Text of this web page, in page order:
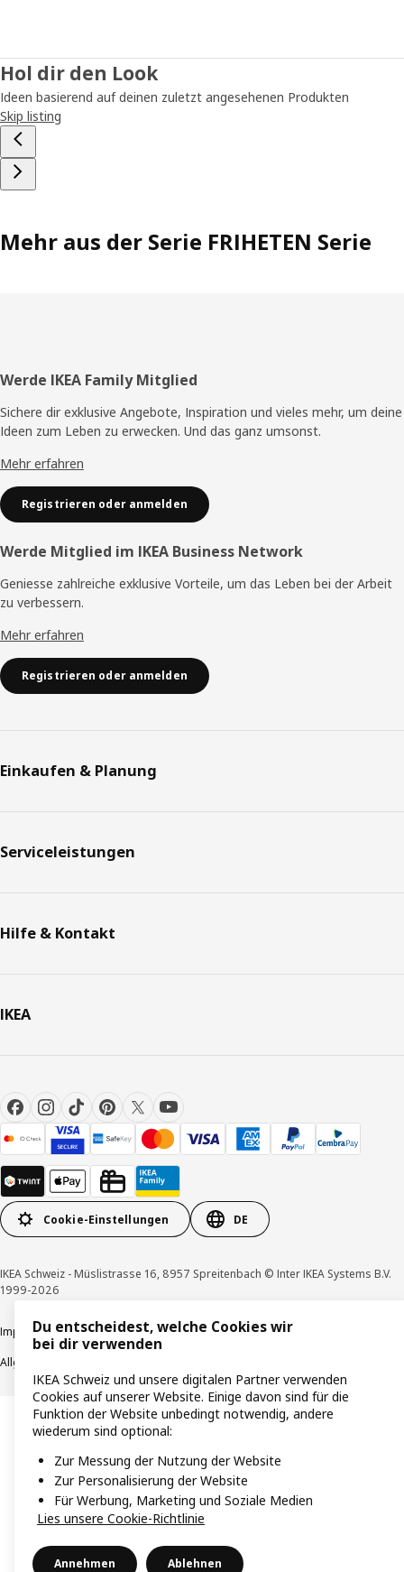
Hol dir den Look
Ideen basierend auf deinen zuletzt angesehenen Produkten
Skip listing
Mehr aus der Serie FRIHETEN Serie
Fusszeile
Werde IKEA Family Mitglied
Sichere dir exklusive Angebote, Inspiration und vieles mehr, um deine
Ideen zum Leben zu erwecken. Und das ganz umsonst.
Mehr erfahren
Registrieren oder anmelden
Werde Mitglied im IKEA Business Network
Geniesse zahlreiche exklusive Vorteile, um das Leben bei der Arbeit
zu verbessern.
Mehr erfahren
Registrieren oder anmelden
Einkaufen & Planung
Serviceleistungen
Hilfe & Kontakt
IKEA
Cookie-Einstellungen DE
IKEA Schweiz - Müslistrasse 16, 8957 Spreitenbach © Inter IKEA Systems B.V.
1999-2026
Impressum / DatenschutzerklärungCookiesVerantwortungsvolle Offenlegung
Allgemeine Geschäftsbedingungen
Du entscheidest, welche Cookies wir
bei dir verwenden
IKEA Schweiz und unsere digitalen Partner verwenden
Cookies auf unserer Website. Einige davon sind für die
Funktion der Website unbedingt notwendig, andere
wiederum sind optional:
Zur Messung der Nutzung der Website
Zur Personalisierung der Website
Für Werbung, Marketing und Soziale Medien
Lies unsere Cookie-Richtlinie
Annehmen Ablehnen